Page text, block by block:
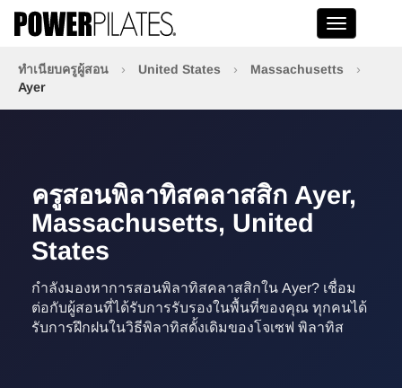
Toggle
ทำเนียบครูผู้สอน › United States › Massachusetts
›
Ayer
ครูสอนพิลาทิสคลาสสิก Ayer,
Massachusetts, United
States
กำลังมองหาการสอนพิลาทิสคลาสสิกใน Ayer? เชื่อม
ต่อกับผู้สอนที่ได้รับการรับรองในพื้นที่ของคุณ ทุกคนได้
รับการฝึกฝนในวิธีพิลาทิสดั้งเดิมของโจเซฟ พิลาทิส